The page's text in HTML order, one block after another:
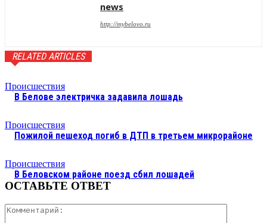
news
http://mybelovo.ru
RELATED ARTICLES
Происшествия
В Белове электричка задавила лошадь
Происшествия
Пожилой пешеход погиб в ДТП в третьем микрорайоне
Происшествия
В Беловском районе поезд сбил лошадей
ОСТАВЬТЕ ОТВЕТ